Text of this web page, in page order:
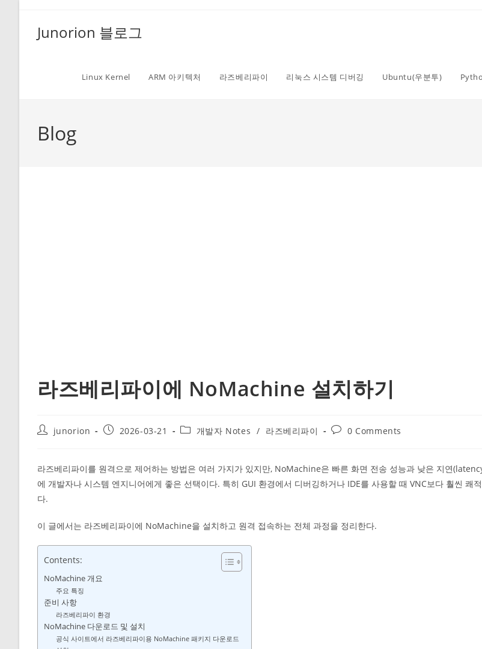
Junorion 블로그
Linux Kernel ARM 아키텍처 라즈베리파이 리눅스 시스템 디버깅 Ubuntu(우분투)
Blog
라즈베리파이에 NoMachine 설치하기
Postjunorion
Post2026-03-21
Post개발자 Notes / 라즈베리파이
Post0 Comments
라즈베리파이를 원격으로 제어하는 방법은 여러 가지가 있지만, NoMachine은 빠른 화면 전송 성능과 낮은 지연
에 개발자나 시스템 엔지니어에게 좋은 선택이다. 특히 GUI 환경에서 디버깅하거나 IDE를 사용할 때 VNC보다 훨씬 쾌
다.
이 글에서는 라즈베리파이에 NoMachine을 설치하고 원격 접속하는 전체 과정을 정리한다.
Contents:
NoMachine 개요
주요 특징
준비 사항
라즈베리파이 환경
NoMachine 다운로드 및 설치
공식 사이트에서 라즈베리파이용 NoMachine 패키지 다운로드